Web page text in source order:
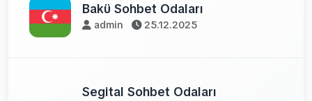
Bakü Sohbet Odaları
admin 25.12.2025
Segital Sohbet Odaları